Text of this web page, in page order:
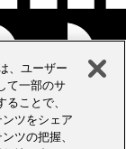
、ユーザー
て一部のサ
ことで、
ツをシェア
ツの把握、